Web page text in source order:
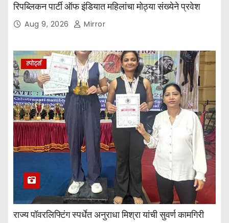
रिपब्लिकन पार्टी ऑफ इंडियात महिलांचा मोठ्या संख्येने प्रवेश
Aug 9, 2026 Mirror
स्पोर्ट्स
राज्य पॉवरलिफ्टिंग स्पर्धेत अनुराधा मिश्रा यांची सुवर्ण कामगिरी